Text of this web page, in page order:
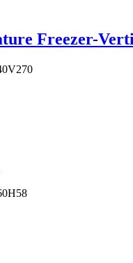
Freezer-